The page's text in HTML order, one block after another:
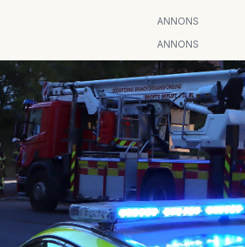
ANNONS
ANNONS